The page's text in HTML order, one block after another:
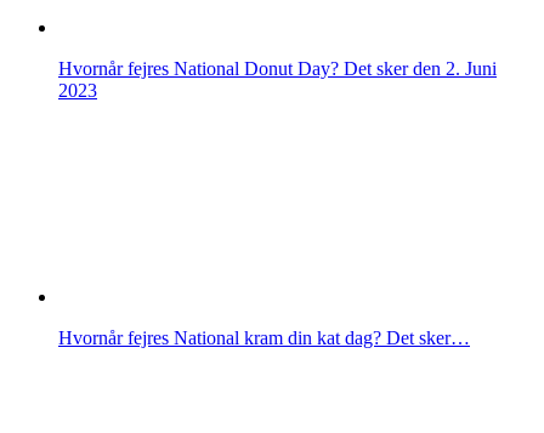
Hvornår fejres National Donut Day? Det sker den 2. Juni
2023
Hvornår fejres National kram din kat dag? Det sker…